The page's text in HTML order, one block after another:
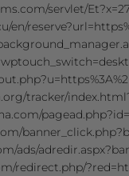
servlet/
en/
tracker/
ads/
redirect.php/